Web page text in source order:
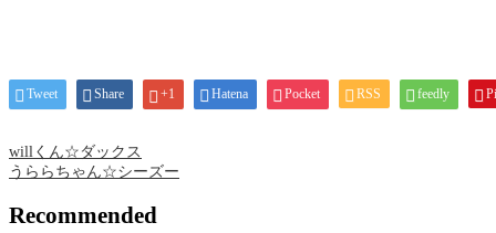
Tweet Share +1 Hatena Pocket RSS feedly
willくん☆ダックス
うららちゃん☆シーズー
Recommended